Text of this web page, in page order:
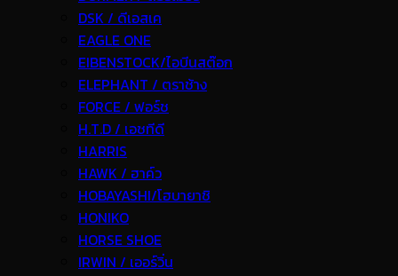
DSK / ดีเอสเค
EAGLE ONE
EIBENSTOCK/ไอบีนสต๊อก
ELEPHANT / ตราช้าง
FORCE / ฟอร์ช
H.T.D / เอชทีดี
HARRIS
HAWK / ฮาค์ว
HOBAYASHI/โฮบายาชิ
HONIKO
HORSE SHOE
IRWIN / เออร์วิ่น